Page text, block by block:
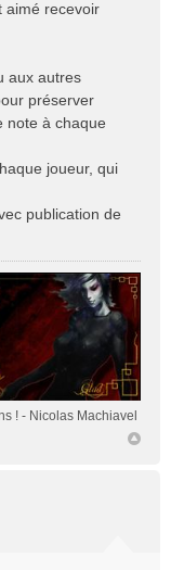
aimé recevoir
aux autres
préserver
note à chaque
joueur, qui
publication de
! - Nicolas Machiavel